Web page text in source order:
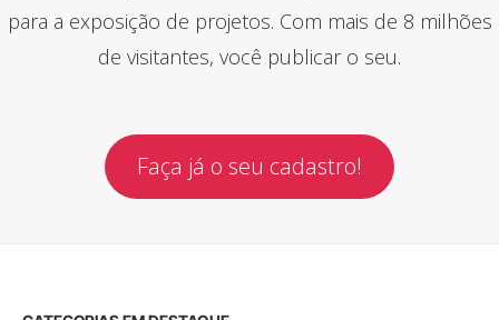
para a exposição de projetos. Com mais de 8 milhões
de visitantes, você publicar o seu.
Faça já o seu cadastro!